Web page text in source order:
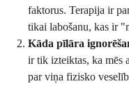
faktorus. Terapija ir
tikai labošanu, kas ir
Kāda pīlāra
ir tik izteiktas, ka mēs
par viņa fizisko